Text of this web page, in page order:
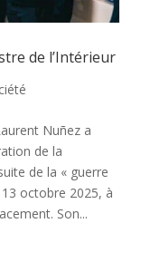
de l’Intérieur
Nuñez a
de la
de la « guerre
octobre 2025, à
Son...